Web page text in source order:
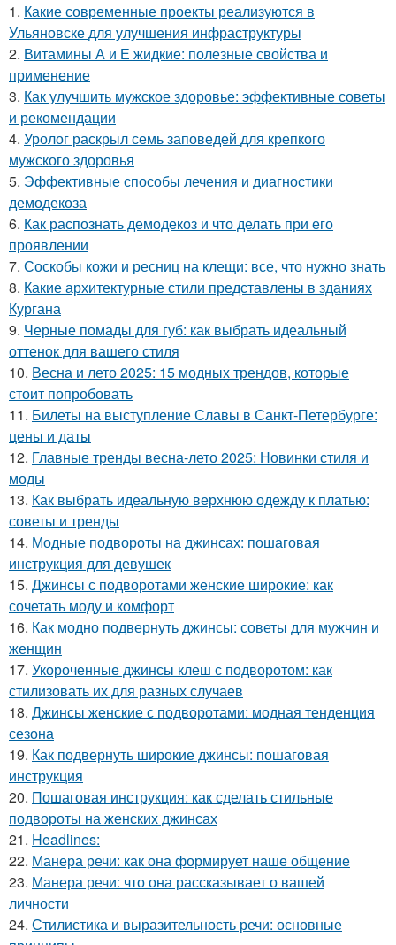
1. Какие современные проекты реализуются в
Ульяновске для улучшения инфраструктуры
2. Витамины А и Е жидкие: полезные свойства и
применение
3. Как улучшить мужское здоровье: эффективные советы
и рекомендации
4. Уролог раскрыл семь заповедей для крепкого
мужского здоровья
5. Эффективные способы лечения и диагностики
демодекоза
6. Как распознать демодекоз и что делать при его
проявлении
7. Соскобы кожи и ресниц на клещи: все, что нужно знать
8. Какие архитектурные стили представлены в зданиях
Кургана
9. Черные помады для губ: как выбрать идеальный
оттенок для вашего стиля
10. Весна и лето 2025: 15 модных трендов, которые
стоит попробовать
11. Билеты на выступление Славы в Санкт-Петербурге:
цены и даты
12. Главные тренды весна-лето 2025: Новинки стиля и
моды
13. Как выбрать идеальную верхнюю одежду к платью:
советы и тренды
14. Модные подвороты на джинсах: пошаговая
инструкция для девушек
15. Джинсы с подворотами женские широкие: как
сочетать моду и комфорт
16. Как модно подвернуть джинсы: советы для мужчин и
женщин
17. Укороченные джинсы клеш с подворотом: как
стилизовать их для разных случаев
18. Джинсы женские с подворотами: модная тенденция
сезона
19. Как подвернуть широкие джинсы: пошаговая
инструкция
20. Пошаговая инструкция: как сделать стильные
подвороты на женских джинсах
21. Headlines:
22. Манера речи: как она формирует наше общение
23. Манера речи: что она рассказывает о вашей
личности
24. Стилистика и выразительность речи: основные